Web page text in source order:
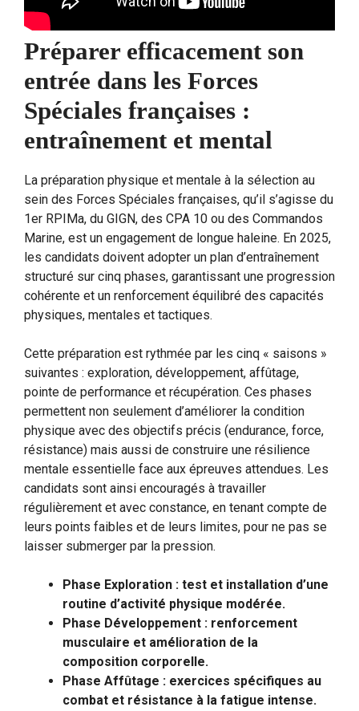
Préparer efficacement son
entrée dans les Forces
Spéciales françaises :
entraînement et mental
La préparation physique et mentale à la sélection au
sein des Forces Spéciales françaises, qu’il s’agisse du
1er RPIMa, du GIGN, des CPA 10 ou des Commandos
Marine, est un engagement de longue haleine. En 2025,
les candidats doivent adopter un plan d’entraînement
structuré sur cinq phases, garantissant une progression
cohérente et un renforcement équilibré des capacités
physiques, mentales et tactiques.
Cette préparation est rythmée par les cinq « saisons »
suivantes : exploration, développement, affûtage,
pointe de performance et récupération. Ces phases
permettent non seulement d’améliorer la condition
physique avec des objectifs précis (endurance, force,
résistance) mais aussi de construire une résilience
mentale essentielle face aux épreuves attendues. Les
candidats sont ainsi encouragés à travailler
régulièrement et avec constance, en tenant compte de
leurs points faibles et de leurs limites, pour ne pas se
laisser submerger par la pression.
Phase Exploration : test et installation d’une
routine d’activité physique modérée.
Phase Développement : renforcement
musculaire et amélioration de la
composition corporelle.
Phase Affûtage : exercices spécifiques au
combat et résistance à la fatigue intense.